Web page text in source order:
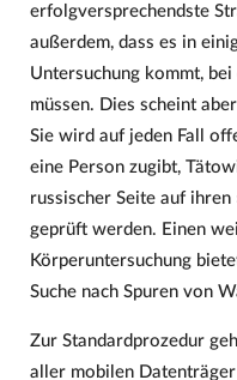
erfolgversprechendste
außerdem, dass es in
Untersuchung kommt,
müssen. Dies scheint
Sie wird auf jeden Fall
eine Person zugibt,
russischer Seite auf
geprüft werden. Einen
Körperuntersuchung
Suche nach Spuren von
Zur Standardprozedur
aller mobilen Datenträger